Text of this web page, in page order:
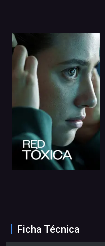
Ficha Técnica